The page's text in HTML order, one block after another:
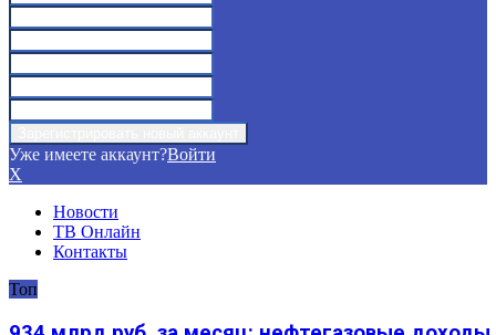
Уже имеете аккаунт?Войти
X
Новости
ТВ Онлайн
Контакты
Топ